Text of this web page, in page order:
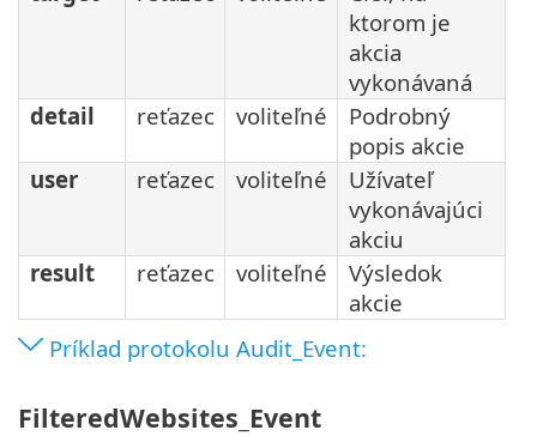
ktorom je
akcia
vykonávaná
detail
reťazec voliteľné
Podrobný
popis akcie
user
reťazec voliteľné
Užívateľ
vykonávajúci
akciu
result
reťazec voliteľné
Výsledok
akcie
Príklad protokolu Audit_Event:
FilteredWebsites_Event